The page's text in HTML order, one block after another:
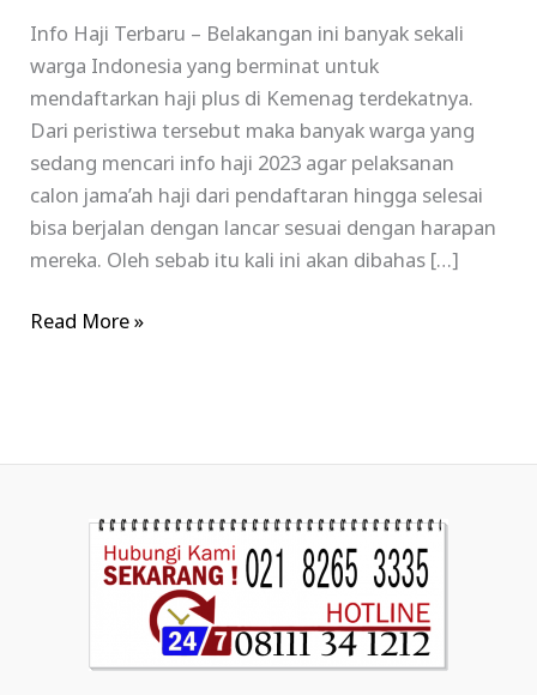
Info Haji Terbaru – Belakangan ini banyak sekali
warga Indonesia yang berminat untuk
mendaftarkan haji plus di Kemenag terdekatnya.
Dari peristiwa tersebut maka banyak warga yang
sedang mencari info haji 2023 agar pelaksanan
calon jama’ah haji dari pendaftaran hingga selesai
bisa berjalan dengan lancar sesuai dengan harapan
mereka. Oleh sebab itu kali ini akan dibahas […]
Read More »